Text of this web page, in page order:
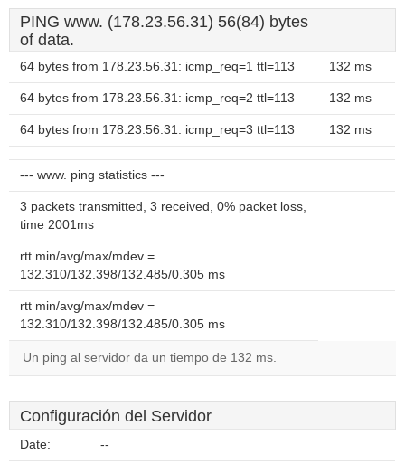
PING www. (178.23.56.31) 56(84) bytes
of data.
64 bytes from 178.23.56.31: icmp_req=1 ttl=113 132 ms
64 bytes from 178.23.56.31: icmp_req=2 ttl=113 132 ms
64 bytes from 178.23.56.31: icmp_req=3 ttl=113 132 ms
--- www. ping statistics ---
3 packets transmitted, 3 received, 0% packet loss,
time 2001ms
rtt min/avg/max/mdev =
132.310/132.398/132.485/0.305 ms
rtt min/avg/max/mdev =
132.310/132.398/132.485/0.305 ms
Un ping al servidor da un tiempo de 132 ms.
Configuración del Servidor
Date: --